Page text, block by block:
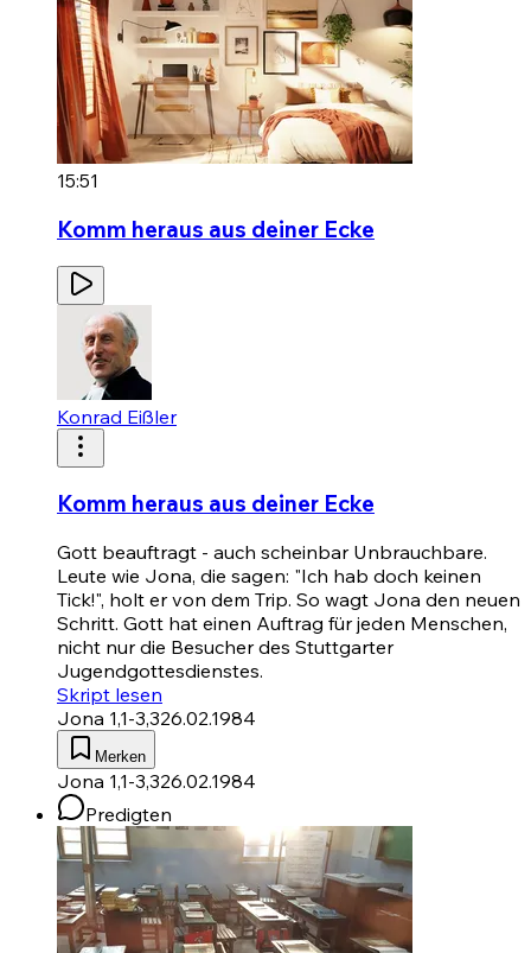
15:51
Komm heraus aus deiner Ecke
Konrad Eißler
Komm heraus aus deiner Ecke
Gott beauftragt - auch scheinbar Unbrauchbare.
Leute wie Jona, die sagen: "Ich hab doch keinen
Tick!", holt er von dem Trip. So wagt Jona den neuen
Schritt. Gott hat einen Auftrag für jeden Menschen,
nicht nur die Besucher des Stuttgarter
Jugendgottesdienstes.
Skript lesen
Jona 1,1-3,326.02.1984
Merken
Jona 1,1-3,326.02.1984
Predigten